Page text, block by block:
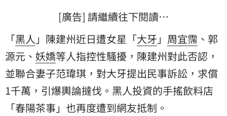
[廣告] 請繼續往下閱讀…
「黑人 」陳建州近日遭女星「大牙 」 周宜霈 、 郭
源元 、 妖嬌等人指控性騷擾，陳建州對此否認，
並聯合妻子范瑋琪，對大牙提出民事訴訟，求償
1千萬，引爆輿論撻伐。黑人投資的手搖飲料店
「春陽茶事」也再度遭到網友抵制。